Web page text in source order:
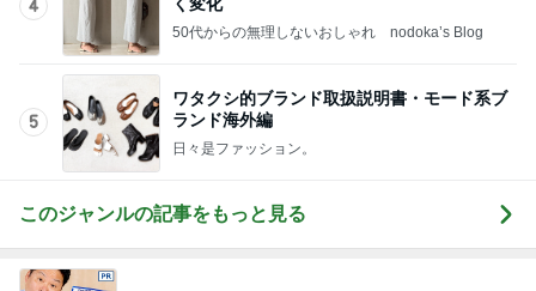
クーラーで身体がだる重な日の夜
Amebaトピックス 1日前
Amebaトピックス 1日前